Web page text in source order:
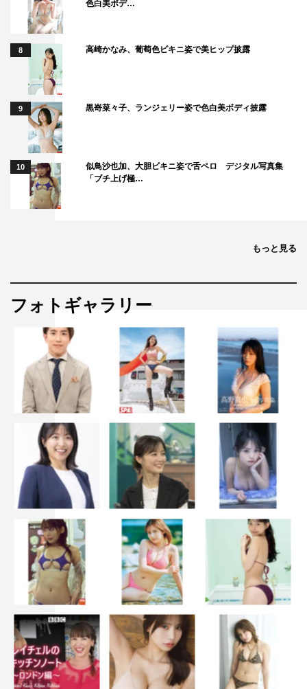
作品情報
「先生、私の隣に座っていただけませんか？」
2021年9月10日（金）公開
出演：黒木華、柄本佑／金子大地、奈緒／風吹ジュン
脚本・監督：堀江貴大
公式サイト：https://www.phantom-film.com/watatona/
公式 Twitter：@watatona_2021
公式Instagram：@watatona_2021
色白美ボデ…
8 高崎かなみ、葡萄色ビキニ姿で美ヒップ披露
9 黒嵜菜々子、ランジェリー姿で色白美ボディ披露
10
似鳥沙也加、大胆ビキニ姿で舌ペロ デジタル写真集
「ブチ上げ極…
もっと見る
フォトギャラリー